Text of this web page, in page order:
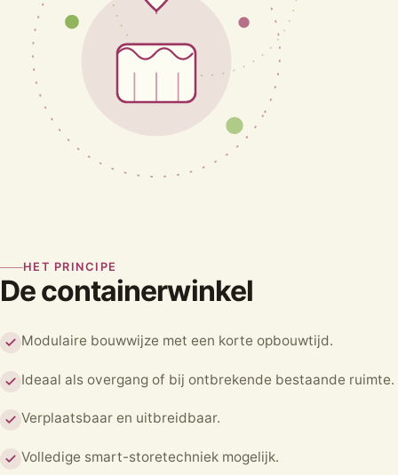
HET PRINCIPE
De containerwinkel
Modulaire bouwwijze met een korte opbouwtijd.
Ideaal als overgang of bij ontbrekende bestaande ruimte.
Verplaatsbaar en uitbreidbaar.
Volledige smart-storetechniek mogelijk.